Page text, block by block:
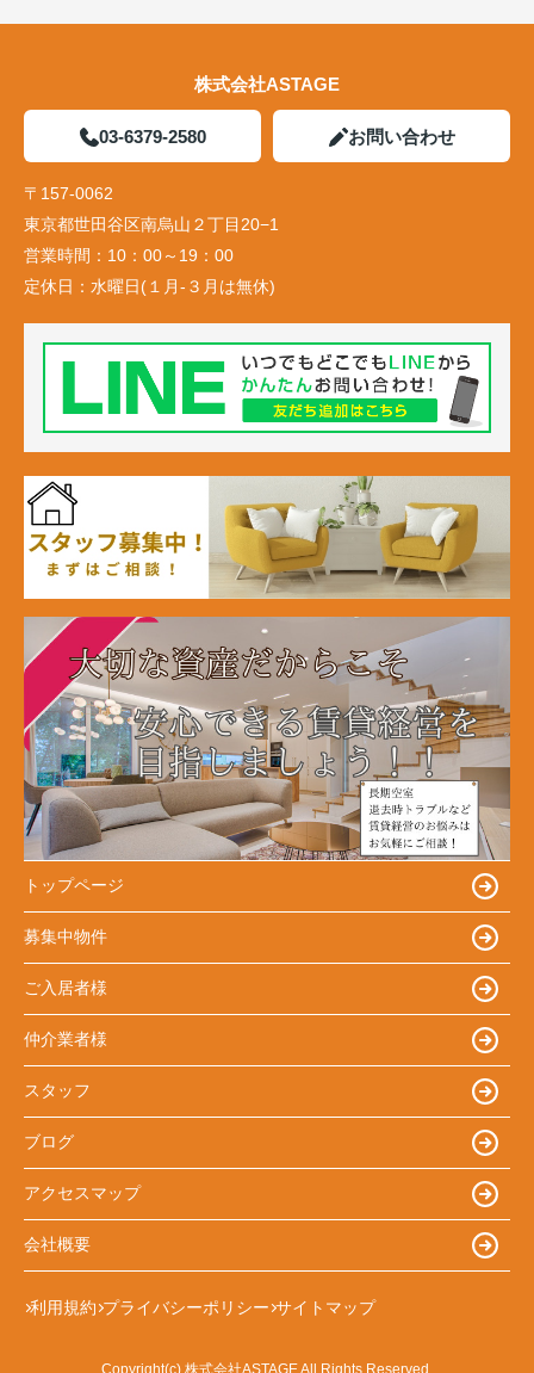
株式会社ASTAGE
03-6379-2580 お問い合わせ
〒157-0062
東京都世田谷区南烏山２丁目20−1
営業時間： 10：00～19：00
定休日： 水曜日(１月-３月は無休)
トップページ
募集中物件
ご入居者様
仲介業者様
スタッフ
ブログ
アクセスマップ
会社概要
利用規約 プライバシーポリシー サイトマップ
Copyright(c) 株式会社ASTAGE All Rights Reserved.